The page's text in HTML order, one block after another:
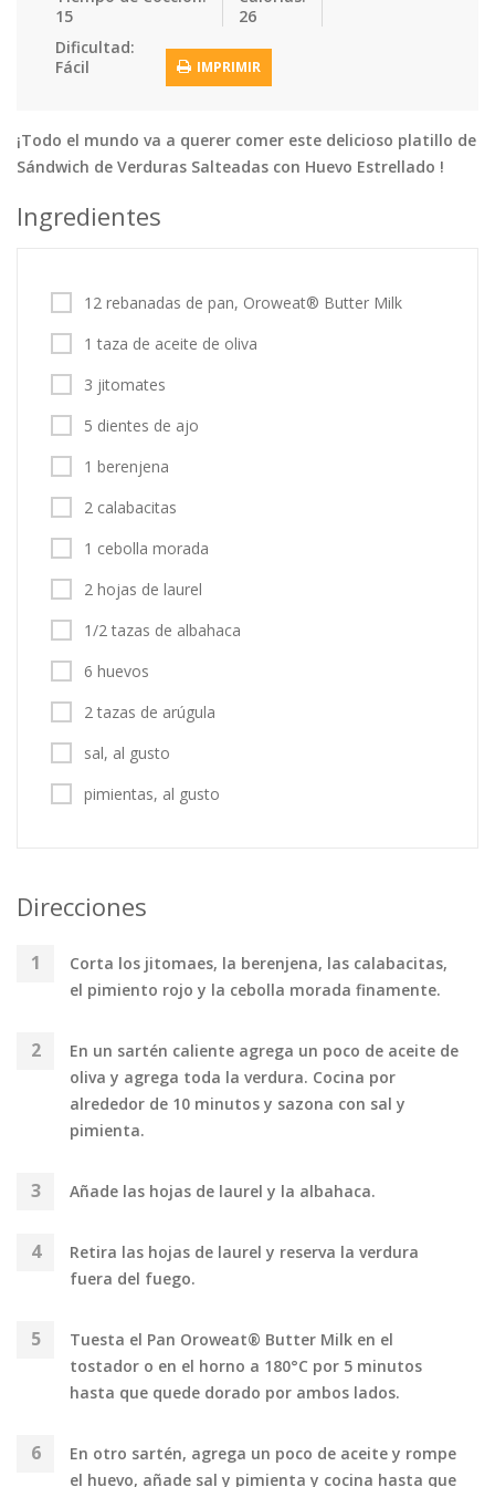
Tortas Vegetales
Vegetarian…
Recetas
Contáctanos
Entrar / Registrarse
15
26
Dificultad:
Fácil
IMPRIMIR
¡Todo el mundo va a querer comer este delicioso platillo de
Sándwich de Verduras Salteadas con Huevo Estrellado !
Ingredientes
12 rebanadas de pan, Oroweat® Butter Milk
1 taza de aceite de oliva
3 jitomates
5 dientes de ajo
1 berenjena
2 calabacitas
1 cebolla morada
2 hojas de laurel
1/2 tazas de albahaca
6 huevos
2 tazas de arúgula
sal, al gusto
pimientas, al gusto
Direcciones
Corta los jitomaes, la berenjena, las calabacitas,
el pimiento rojo y la cebolla morada finamente.
En un sartén caliente agrega un poco de aceite de
oliva y agrega toda la verdura. Cocina por
alrededor de 10 minutos y sazona con sal y
pimienta.
Añade las hojas de laurel y la albahaca.
Retira las hojas de laurel y reserva la verdura
fuera del fuego.
Tuesta el Pan Oroweat® Butter Milk en el
tostador o en el horno a 180°C por 5 minutos
hasta que quede dorado por ambos lados.
En otro sartén, agrega un poco de aceite y rompe
el huevo, añade sal y pimienta y cocina hasta que